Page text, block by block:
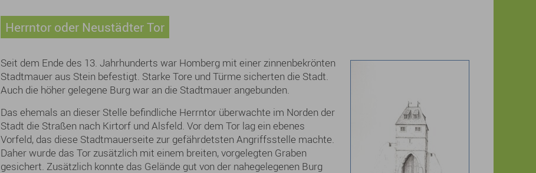
Herrntor oder Neustädter Tor
Seit dem Ende des 13. Jahrhunderts war Homberg mit einer zinnenbekrönten
Stadtmauer aus Stein befestigt. Starke Tore und Türme sicherten die Stadt.
Auch die höher gelegene Burg war an die Stadtmauer angebunden.
Das ehemals an dieser Stelle befindliche Herrntor überwachte im Norden der
Stadt die Straßen nach Kirtorf und Alsfeld. Vor dem Tor lag ein ebenes
Vorfeld, das diese Stadtmauerseite zur gefährdetsten Angriffsstelle machte.
Daher wurde das Tor zusätzlich mit einem breiten, vorgelegten Graben
gesichert. Zusätzlich konnte das Gelände gut von der nahegelegenen Burg